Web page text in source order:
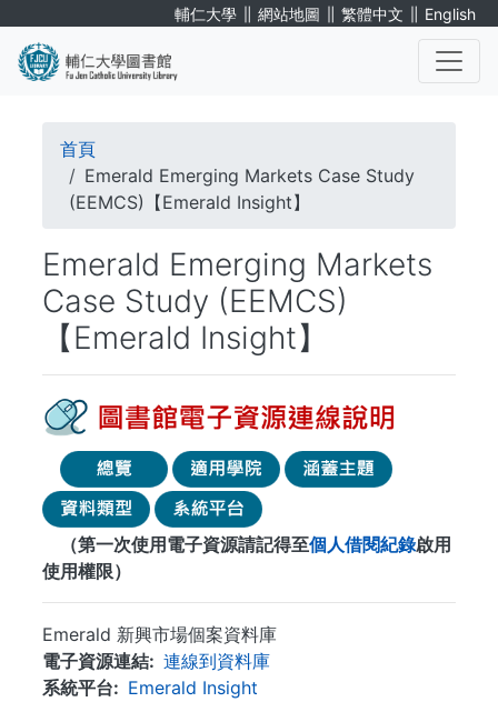
輔仁大學 ∥ 網站地圖 ∥ 繁體中文 ∥ English
導
航
結
首頁
Emerald Emerging Markets Case Study
(EEMCS)【Emerald Insight】
Emerald Emerging Markets
Case Study (EEMCS)
【Emerald Insight】
（第一次使用電子資源請記得至個人借閱紀錄啟用
使用權限）
Emerald 新興市場個案資料庫
電子資源連結
連線到資料庫
系統平台
Emerald Insight